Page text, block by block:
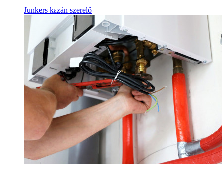
Junkers kazán szerelő